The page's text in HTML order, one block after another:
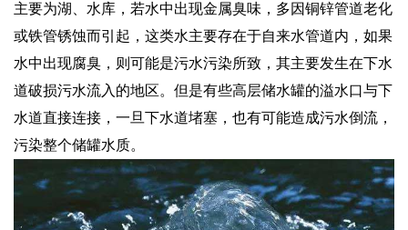
主要为湖、水库，若水中出现金属臭味，多因铜锌管道老化
或铁管锈蚀而引起，这类水主要存在于自来水管道内，如果
水中出现腐臭，则可能是污水污染所致，其主要发生在下水
道破损污水流入的地区。但是有些高层储水罐的溢水口与下
水道直接连接，一旦下水道堵塞，也有可能造成污水倒流，
污染整个储罐水质。